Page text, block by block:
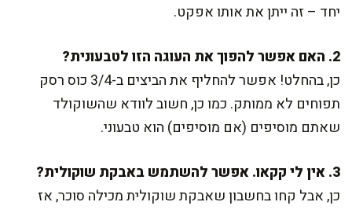
יחד – זה ייתן את אותו אפקט.
2. האם אפשר להפוך את העוגה הזו לטבעונית?
כן, בהחלט! אפשר להחליף את הביצים ב-3/4 כוס רסק
תפוחים לא ממותק. כמו כן, חשוב לוודא שהשוקולד
שאתם מוסיפים (אם מוסיפים) הוא טבעוני.
3. אין לי קקאו. אפשר להשתמש באבקת שוקולית?
כן, אבל קחו בחשבון שאבקת שוקולית מכילה סוכר, אז